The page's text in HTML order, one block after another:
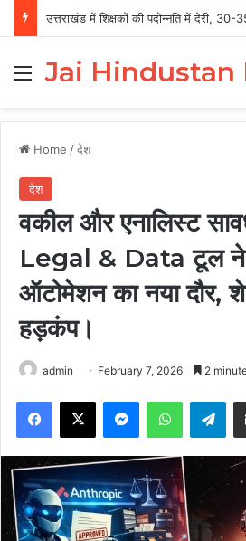
Menu
Jai Hindustan
Home /देश
देश
वकील और एनालिस्ट
Legal & Data टूल ने
ऑटोमेशन का नया दौर,
हड़कंप।
admin February 7, 2026 2
Facebook
X MessengerWhatsApp